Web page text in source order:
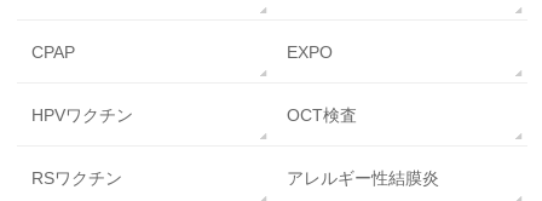
CPAP EXPO
HPVワクチン OCT検査
RSワクチン アレルギー性結膜炎